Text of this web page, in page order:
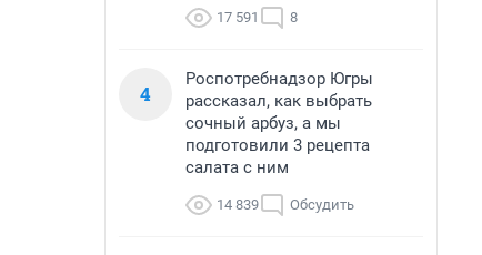
17 591 8
4
Роспотребнадзор Югры
рассказал, как выбрать
сочный арбуз, а мы
подготовили 3 рецепта
салата с ним
14 839 Обсудить